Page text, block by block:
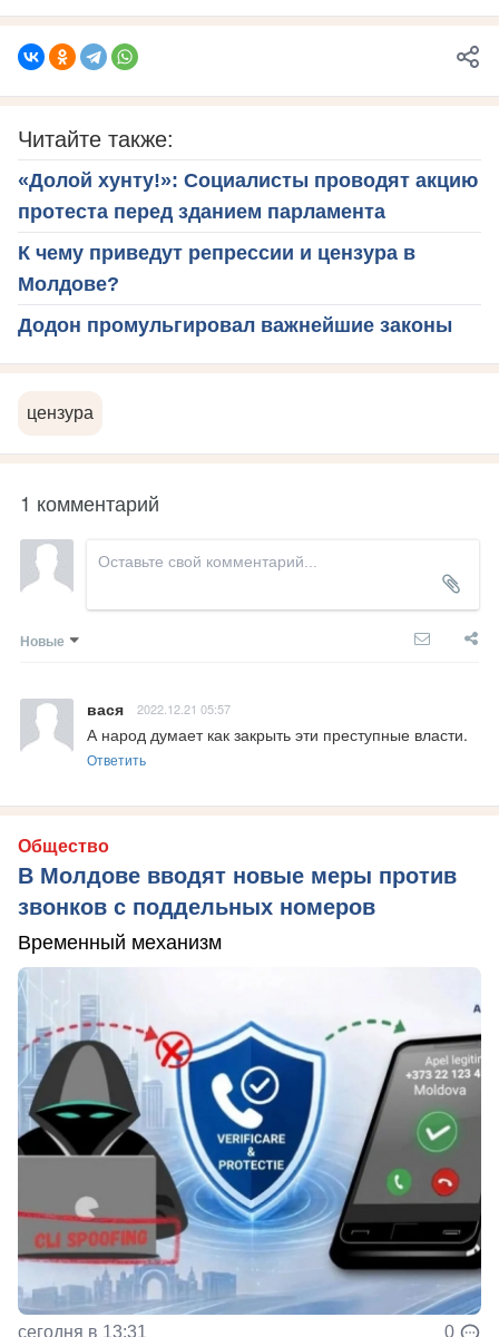
Читайте также:
«Долой хунту!»: Социалисты проводят акцию
протеста перед зданием парламента
К чему приведут репрессии и цензура в
Молдове?
Додон промульгировал важнейшие законы
цензура
1 комментарий
Новые
вася 2022.12.21 05:57
А народ думает как закрыть эти преступные власти.
Ответить
Общество
В Молдове вводят новые меры против
звонков с поддельных номеров
Временный механизм
сегодня в 13:31 0